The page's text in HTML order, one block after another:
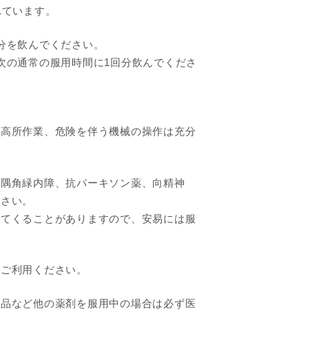
います。
飲んでください。
通常の服用時間に1回分飲んでくださ
所作業、危険を伴う機械の操作は充分
角緑内障、抗パーキソン薬、向精神
い。
くることがありますので、安易には服
利用ください。
など他の薬剤を服用中の場合は必ず医